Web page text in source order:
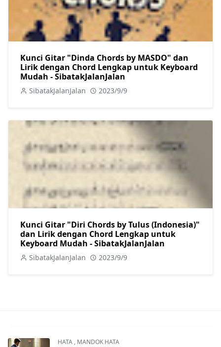
Kunci Gitar "Dinda Chords by MASDO" dan
Lirik dengan Chord Lengkap untuk Keyboard
Mudah - SibatakJalanJalan
SibatakJalanJalan 2023/9/9
Kunci Gitar "Diri Chords by Tulus (Indonesia)"
dan Lirik dengan Chord Lengkap untuk
Keyboard Mudah - SibatakJalanJalan
SibatakJalanJalan 2023/9/9
HATA , MANDOK HATA